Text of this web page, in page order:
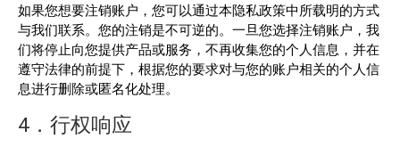
如果您想要注销账户，您可以通过本隐私政策中所载明的方式
与我们联系。您的注销是不可逆的。一旦您选择注销账户，我
们将停止向您提供产品或服务，不再收集您的个人信息，并在
遵守法律的前提下，根据您的要求对与您的账户相关的个人信
息进行删除或匿名化处理。
4．行权响应